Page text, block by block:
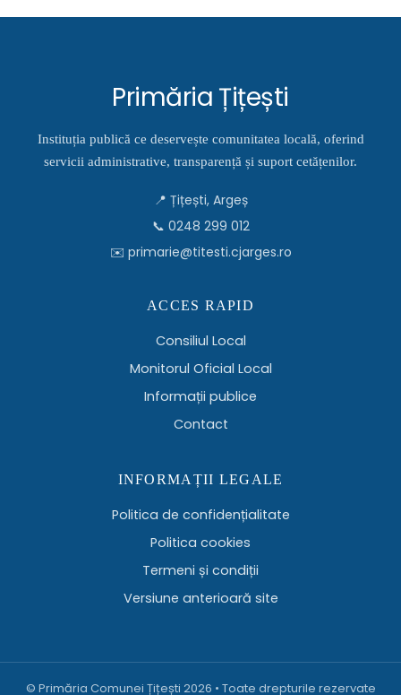
Primăria Țițești
Instituția publică ce deservește comunitatea locală, oferind
servicii administrative, transparență și suport cetățenilor.
📍 Țițești, Argeș
📞 0248 299 012
✉️ primarie@titesti.cjarges.ro
ACCES RAPID
Consiliul Local
Monitorul Oficial Local
Informații publice
Contact
INFORMAȚII LEGALE
Politica de confidențialitate
Politica cookies
Termeni și condiții
Versiune anterioară site
© Primăria Comunei Țițești 2026 • Toate drepturile rezervate